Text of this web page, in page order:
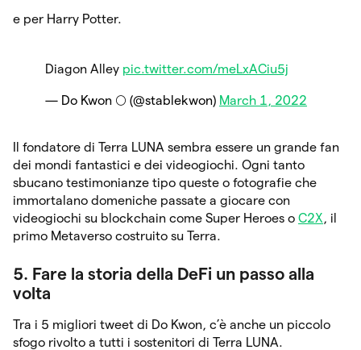
e per Harry Potter.
Diagon Alley pic.twitter.com/meLxACiu5j
— Do Kwon 🌕 (@stablekwon) March 1, 2022
Il fondatore di Terra LUNA sembra essere un grande fan
dei mondi fantastici e dei videogiochi. Ogni tanto
sbucano testimonianze tipo queste o fotografie che
immortalano domeniche passate a giocare con
videogiochi su blockchain come Super Heroes o C2X, il
primo Metaverso costruito su Terra.
5. Fare la storia della DeFi un passo alla
volta
Tra i 5 migliori tweet di Do Kwon, c’è anche un piccolo
sfogo rivolto a tutti i sostenitori di Terra LUNA.